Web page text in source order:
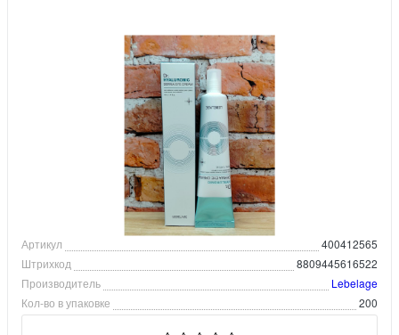
Артикул
400412565
Штрихкод
8809445616522
Производитель
Lebelage
Кол-во в упаковке
200